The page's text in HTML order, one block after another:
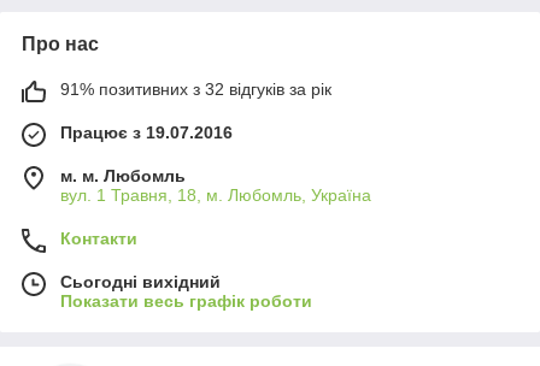
Про нас
91% позитивних з 32 відгуків за рік
Працює з 19.07.2016
м. м. Любомль
вул. 1 Травня, 18, м. Любомль, Україна
Контакти
Сьогодні вихідний
Показати весь графік роботи